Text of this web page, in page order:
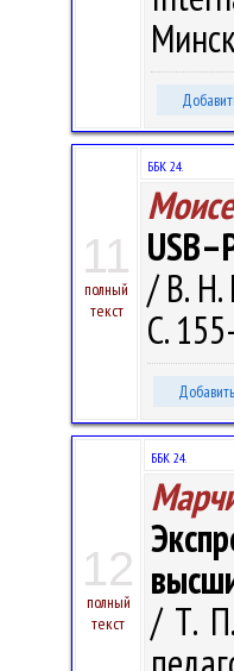
11
полный
текст
ББК 24.
/ В. Н.
С.
12
полный
текст
ББК 24.
/ Т.